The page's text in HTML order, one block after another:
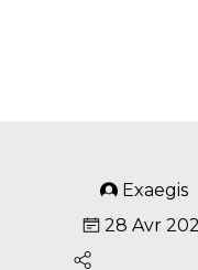
Exaegis
28 Avr